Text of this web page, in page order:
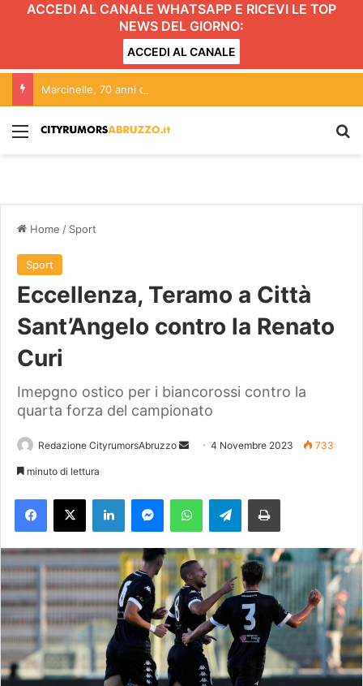
ACCEDI AL CANALE WHATSAPP E RICEVI LE TOP
NEWS DEL GIORNO:
ACCEDI AL CANALE
Menu
Home / Sport
Sport
Eccellenza, Teramo a Città
Sant’Angelo contro la Renato
Curi
Imepgno ostico per i biancorossi contro la
quarta forza del campionato
Redazione CityrumorsAbruzzo
a
n
'
e
a
4 Novembre 2023 733
minuto di lettura
Telegram